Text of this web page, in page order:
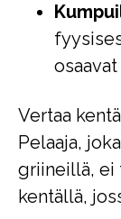
Vertaa
Pelaaja,
griineillä, ei
kentällä,